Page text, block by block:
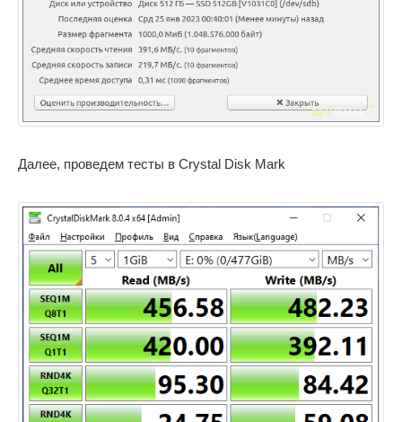
Далее, проведем тесты в Crystal Disk Mark